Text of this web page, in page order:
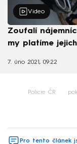
Video
Zoufalí
my platíme
7. úno 2021, 09:22
Policie ČR
Pro tento článek